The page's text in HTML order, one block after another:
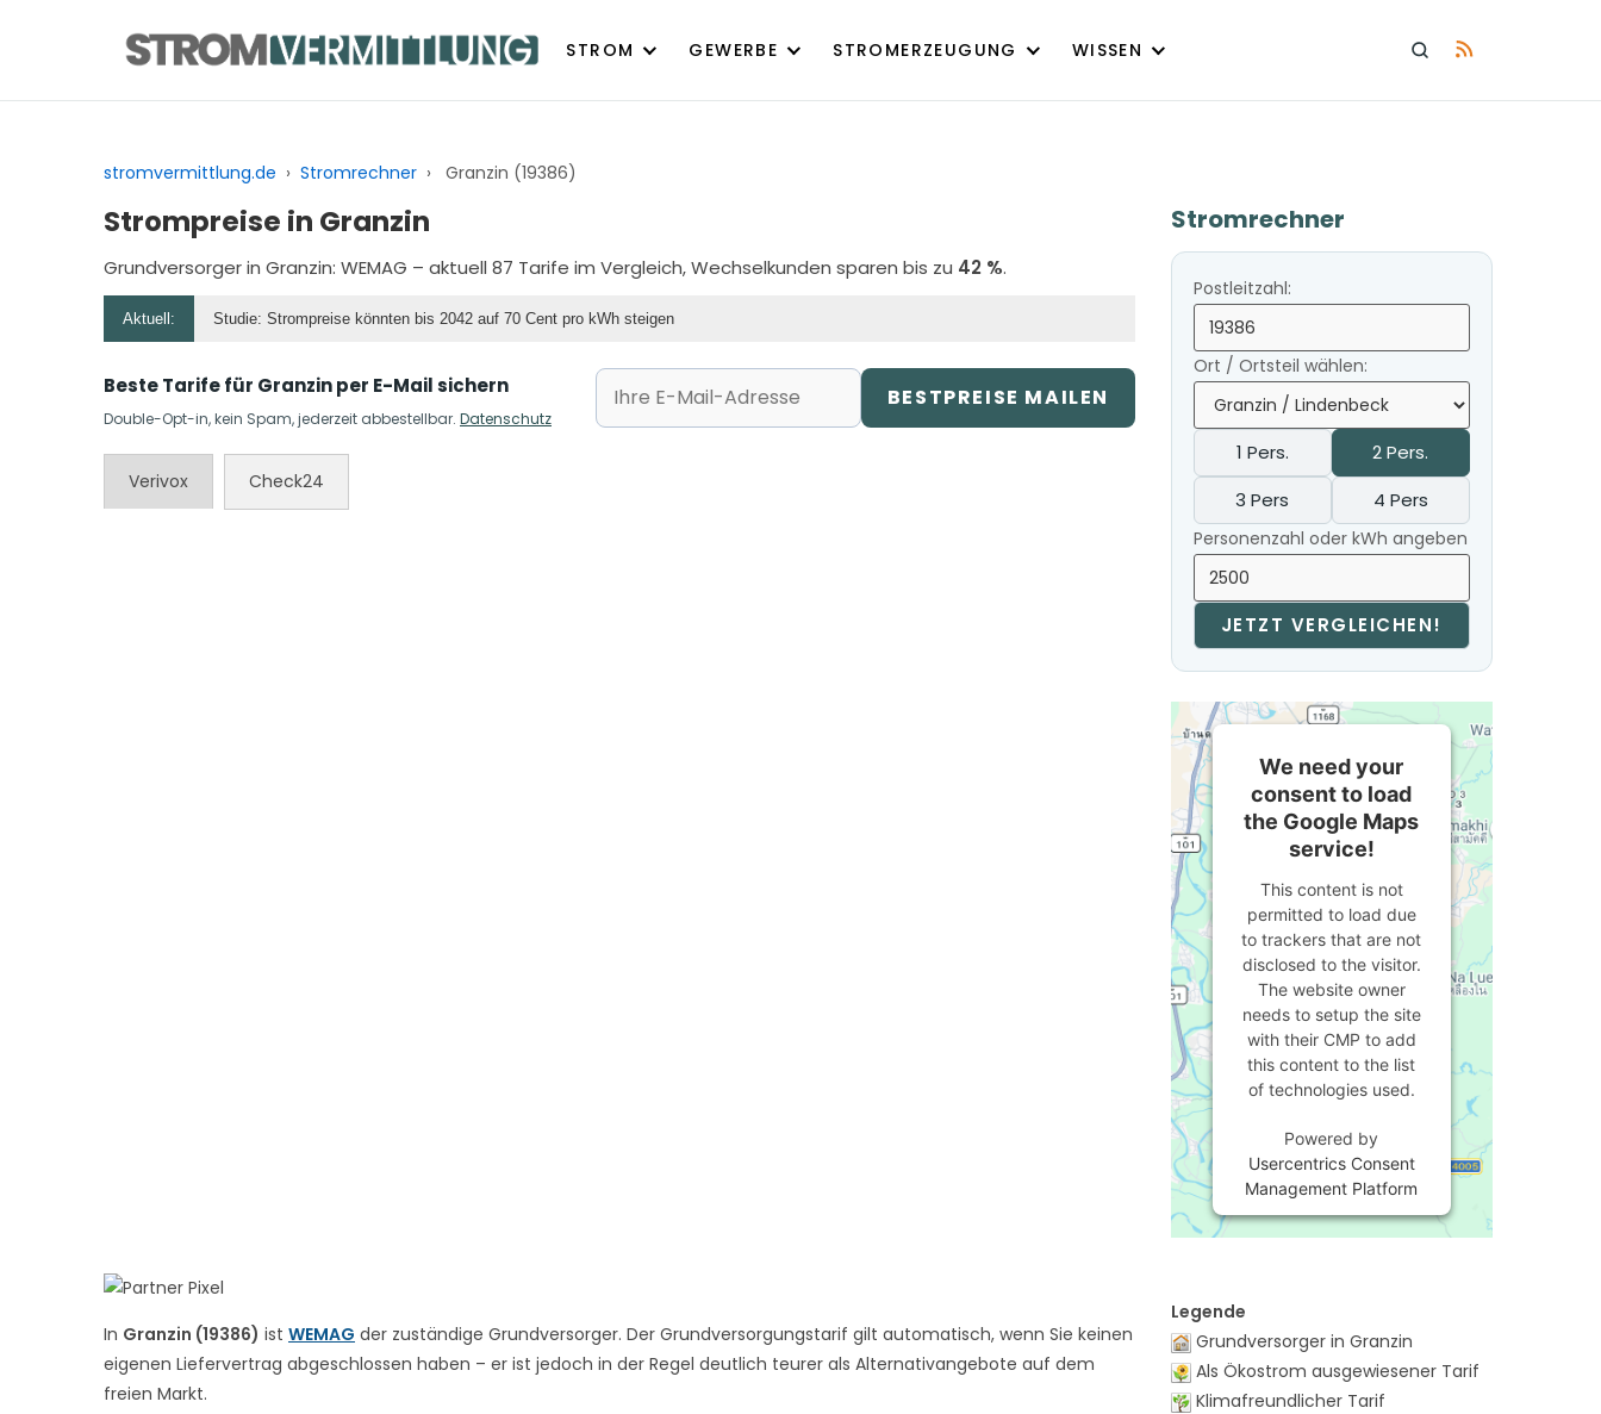
STROM GEWERBE STROMERZEUGUNG WISSEN
stromvermittlung.de › Stromrechner › Granzin (19386)
Strompreise in Granzin
Grundversorger in Granzin: WEMAG – aktuell 87 Tarife im Vergleich, Wechselkunden sparen bis zu 42 %.
In Granzin (19386) ist WEMAG der zuständige Grundversorger. Der Grundversorgungstarif gilt automatisch, wenn Sie keinen
eigenen Liefervertrag abgeschlossen haben – er ist jedoch in der Regel deutlich teurer als Alternativangebote auf dem
freien Markt.
Aktuell: Studie: Strompreise könnten bis 2042 auf 70 Cent pro kWh steigen
Beste Tarife für Granzin per E-Mail sichern
Double-Opt-in, kein Spam, jederzeit abbestellbar. Datenschutz
BESTPREISE MAILEN
Verivox Check24
Stromrechner
Postleitzahl:
Ort / Ortsteil wählen:
1 Pers.
2 Pers.
3 Pers
4 Pers
Personenzahl oder kWh angeben
JETZT VERGLEICHEN!
We need your
consent to load
the Google Maps
service!
This content is not
permitted to load due
to trackers that are not
disclosed to the visitor.
The website owner
needs to setup the site
with their CMP to add
this content to the list
of technologies used.
Powered by
Usercentrics Consent
Management Platform
Legende
Grundversorger in Granzin
Als Ökostrom ausgewiesener Tarif
Klimafreundlicher Tarif